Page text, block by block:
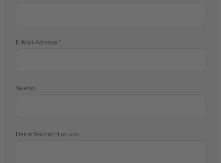
E-Mail-Adresse
Telefon
Deine Nachricht an uns